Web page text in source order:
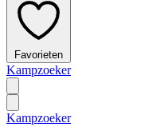
Favorieten
Kampzoeker
Kampzoeker